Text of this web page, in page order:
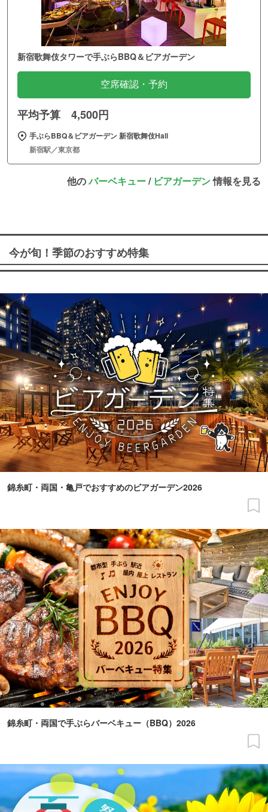
新宿歌舞伎タワーで手ぶらBBQ＆ビアガーデン
空席確認・予約
平均予算 4,500円
手ぶらBBQ＆ビアガーデン 新宿歌舞伎Hall
新宿駅／東京都
他のバーベキュー/ ビアガーデン情報を見る
今が旬！季節のおすすめ特集
錦糸町・両国・亀戸でおすすめのビアガーデン2026
錦糸町・両国で手ぶらバーベキュー（BBQ）2026